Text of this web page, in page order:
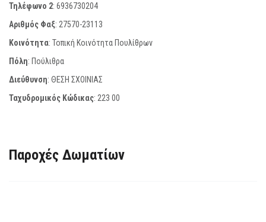
Τηλέφωνο 2: 6936730204
Αριθμός Φαξ: 27570-23113
Κοινότητα: Τοπική Κοινότητα Πουλίθρων
Πόλη: Πούλιθρα
Διεύθυνση: ΘΕΣΗ ΣΧΟΙΝΙΑΣ
Ταχυδρομικός Κώδικας: 223 00
Παροχές Δωματίων